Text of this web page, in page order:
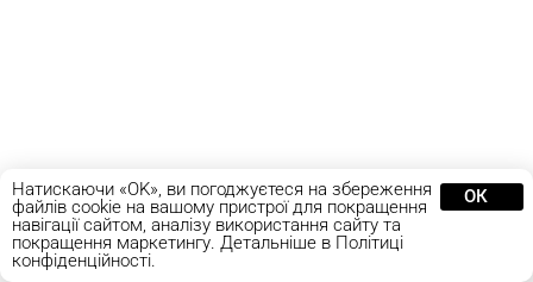
Натискаючи «OK», ви погоджуєтеся на збереження
файлів cookie на вашому пристрої для покращення
навігації сайтом, аналізу використання сайту та
покращення маркетингу. Детальніше в Політиці
конфіденційності.
ОК